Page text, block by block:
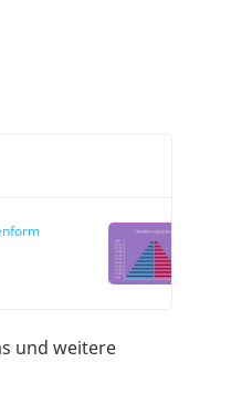
und weitere